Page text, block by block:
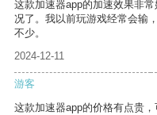
这款加速器app的加速效果非
况了。我以前玩游戏经常会输
不少。
2024-12-11
游客
这款加速器app的价格有点贵